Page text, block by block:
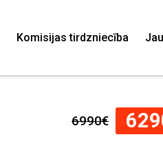
Komisijas tirdzniecība
6990€